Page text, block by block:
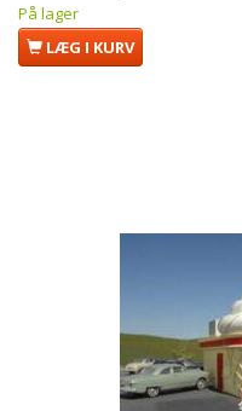
På lager
LÆG I KURV